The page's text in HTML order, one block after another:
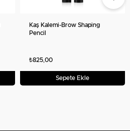
Kaş Kalemi-Brow Shaping
Pencil
₺825,00
Sepete Ekle